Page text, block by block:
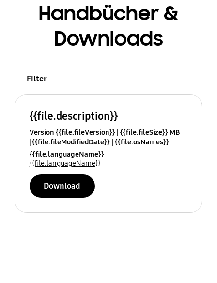
Handbücher &
Downloads
Filter
{{file.description}}
Version {{file.fileVersion}} {{file.fileSize}} MB
{{file.fileModifiedDate}} {{file.osNames}}
{{file.languageName}}
{{file.languageName}}
Download